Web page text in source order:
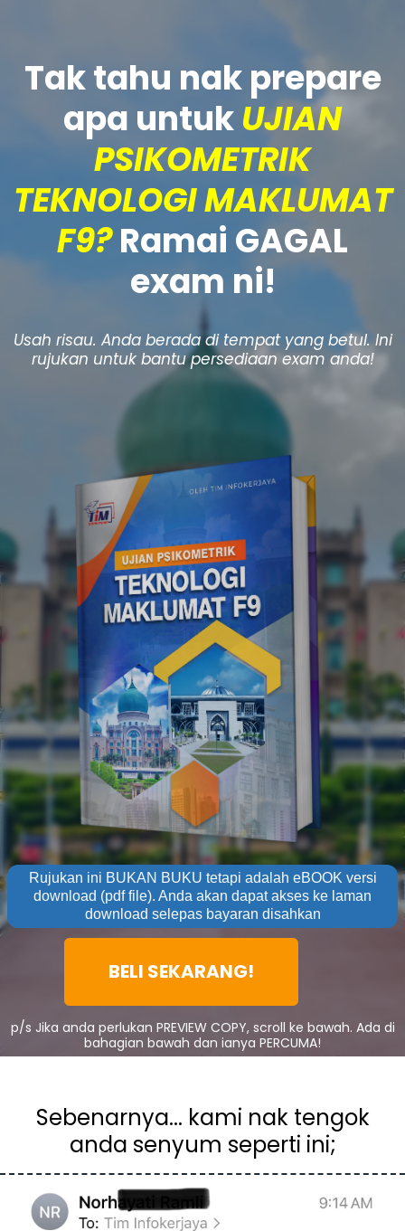
Tak tahu nak prepare
apa untukUJIAN
PSIKOMETRIK
TEKNOLOGI MAKLUMAT
F9?Ramai GAGAL
exam ni!
Usah risau. Anda berada di tempat yang betul. Ini
rujukan untuk bantu persediaan exam anda!
Rujukan ini BUKAN BUKU tetapi adalah eBOOK versi
download (pdf file). Anda akan dapat akses ke laman
download selepas bayaran disahkan
BELI SEKARANG!
p/s Jika anda perlukan PREVIEW COPY, scroll ke bawah. Ada di
bahagian bawah dan ianya PERCUMA!
Sebenarnya... kami nak tengok
anda senyum seperti ini;